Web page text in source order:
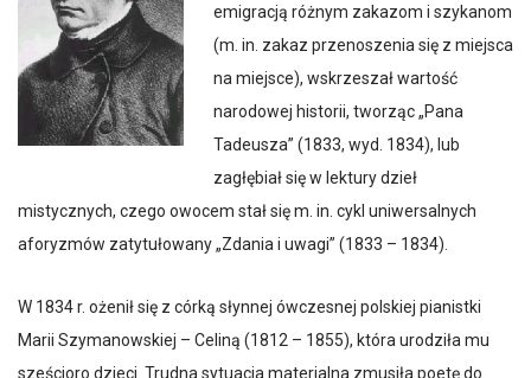
emigracją różnym zakazom i szykanom
(m. in. zakaz przenoszenia się z miejsca
na miejsce), wskrzeszał wartość
narodowej historii, tworząc „Pana
Tadeusza” (1833, wyd. 1834), lub
zagłębiał się w lektury dzieł
mistycznych, czego owocem stał się m. in. cykl uniwersalnych
aforyzmów zatytułowany „Zdania i uwagi” (1833 – 1834).
W 1834 r. ożenił się z córką słynnej ówczesnej polskiej pianistki
Marii Szymanowskiej – Celiną (1812 – 1855), która urodziła mu
sześcioro dzieci. Trudna sytuacja materialna zmusiła poetę do